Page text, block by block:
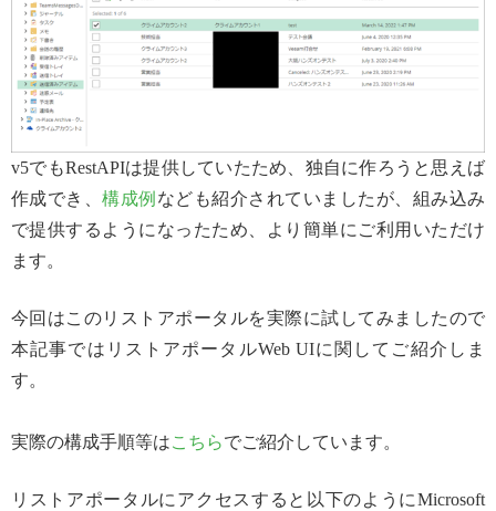
v5でもRestAPIは提供していたため、独自に作ろうと思えば
作成でき、構成例 なども紹介されていましたが、組み込み
で提供するようになったため、より簡単にご利用いただけ
ます。
今回はこのリストアポータルを実際に試してみましたので
本記事ではリストアポータルWeb UIに関してご紹介しま
す。
実際の構成手順等はこちらでご紹介しています。
リストアポータルにアクセスすると以下のようにMicrosoft